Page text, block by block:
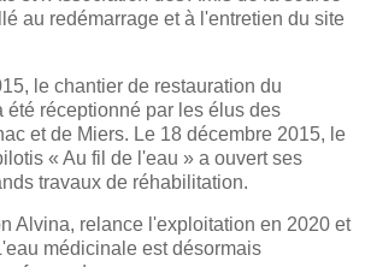
au redémarrage et à l'entretien du site
le chantier de restauration du
été réceptionné par les élus des
et de Miers. Le 18 décembre 2015, le
« Au fil de l'eau » a ouvert ses
travaux de réhabilitation.
Alvina, relance l'exploitation en 2020 et
médicinale est désormais